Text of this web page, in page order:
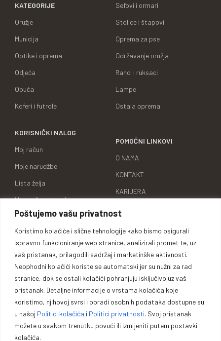
Poštujemo vašu privatnost
Koristimo kolačiće i slične tehnologije kako bismo osigurali
ispravno funkcioniranje web stranice, analizirali promet te, uz
vaš pristanak, prilagodili sadržaj i marketinške aktivnosti.
Neophodni kolačići koriste se automatski jer su nužni za rad
stranice, dok se ostali kolačići pohranjuju isključivo uz vaš
pristanak. Detaljne informacije o vrstama kolačića koje
koristimo, njihovoj svrsi i obradi osobnih podataka dostupne su
u našoj Politici kolačića i Politici privatnosti. Svoj pristanak
možete u svakom trenutku povući ili izmijeniti putem postavki
kolačića.
KATEGORIJE
Oružje
Municija
Optike i oprema
Odjeća
Obuća
Koferi i futrole
Sefovi i ormari
Stolice i štapovi
Oprema za pse
Održavanje oružja
Ranci i ruksaci
Lampe
Ostala oprema
KORISNIČKI NALOG
Moj račun
Moje narudžbe
Lista želja
Uporedi proizvode
Adrese za dostavu
Detalji računa
POMOĆNI LINKOVI
O NAMA
KONTAKT
KARIJERA
Oprema za lovce, sportiste,
profesionalce i entuzijaste.
Vrhunska opremu za lovce, sportiste, profesionalce i entuzijaste. U